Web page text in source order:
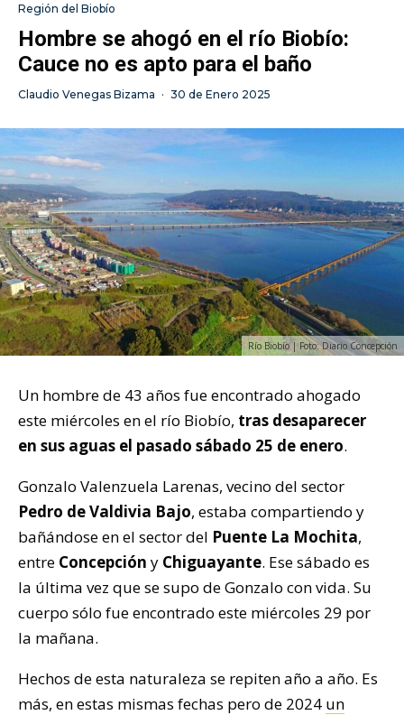
Región del Biobío
Hombre se ahogó en el río Biobío:
Cauce no es apto para el baño
Claudio Venegas Bizama · 30 de Enero 2025
Río Biobío | Foto: Diario Concepción
Un hombre de 43 años fue encontrado ahogado
este miércoles en el río Biobío, tras desaparecer
en sus aguas el pasado sábado 25 de enero.
Gonzalo Valenzuela Larenas, vecino del sector
Pedro de Valdivia Bajo, estaba compartiendo y
bañándose en el sector del Puente La Mochita,
entre Concepción y Chiguayante. Ese sábado es
la última vez que se supo de Gonzalo con vida. Su
cuerpo sólo fue encontrado este miércoles 29 por
la mañana.
Hechos de esta naturaleza se repiten año a año. Es
más, en estas mismas fechas pero de 2024 un